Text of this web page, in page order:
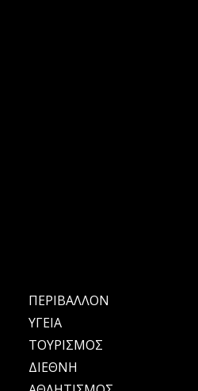
ΠΕΡΙΒΑΛΛΟΝ
ΥΓΕΙΑ
ΤΟΥΡΙΣΜΟΣ
ΔΙΕΘΝΗ